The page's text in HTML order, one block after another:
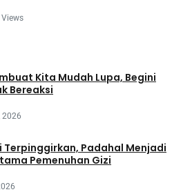
Kita Mudah Lupa, Begini
Bereaksi
2026
Terpinggirkan, Padahal Menjadi
Pemenuhan Gizi